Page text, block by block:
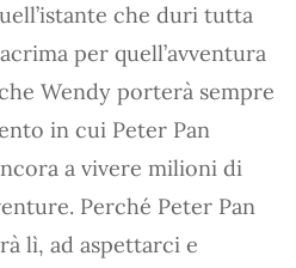
che duri tutta
per quell’avventura
Wendy porterà sempre
in cui Peter Pan
a vivere milioni di
Perché Peter Pan
lì, ad aspettarci e